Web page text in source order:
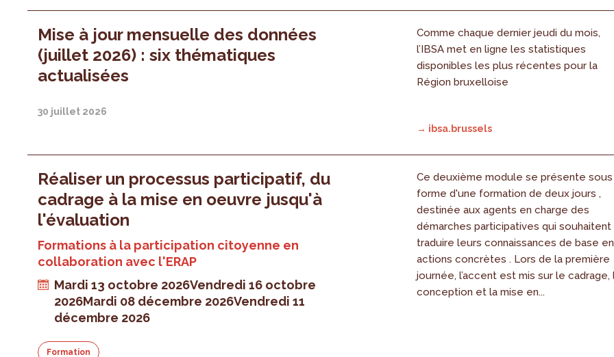
Mise à jour mensuelle des données
(juillet 2026) : six thématiques
actualisées
30 juillet 2026
Comme chaque dernier jeudi du mois,
l’IBSA met en ligne les statistiques
disponibles les plus récentes pour la
Région bruxelloise
→ ibsa.brussels
Réaliser un processus participatif, du
cadrage à la mise en oeuvre jusqu'à
l'évaluation
Formations à la participation citoyenne en
collaboration avec l'ERAP
Mardi 13 octobre 2026Vendredi 16 octobre
2026Mardi 08 décembre 2026Vendredi 11
décembre 2026
Formation
Ce deuxième module se présente sous
forme d'une formation de deux jours ,
destinée aux agents en charge des
démarches participatives qui souhaitent
traduire leurs connaissances de base en
actions concrètes . Lors de la première
journée, l’accent est mis sur le cadrage,
conception et la mise en...